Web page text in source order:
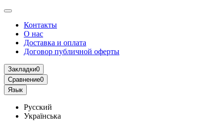
Контакты
О нас
Доставка и оплата
Договор публичной оферты
Закладки0
Сравнение0
Язык
Русский
Українська